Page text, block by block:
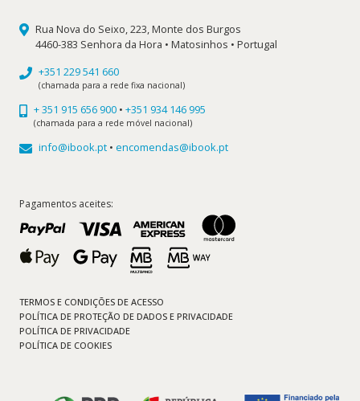
Rua Nova do Seixo, 223, Monte dos Burgos
4460-383 Senhora da Hora • Matosinhos • Portugal
+351 229 541 660
(chamada para a rede fixa nacional)
+ 351 915 656 900 • +351 934 146 995
(chamada para a rede móvel nacional)
info@ibook.pt • encomendas@ibook.pt
Pagamentos aceites:
TERMOS E CONDIÇÕES DE ACESSO
POLÍTICA DE PROTEÇÃO DE DADOS E PRIVACIDADE
POLÍTICA DE PRIVACIDADE
POLÍTICA DE COOKIES